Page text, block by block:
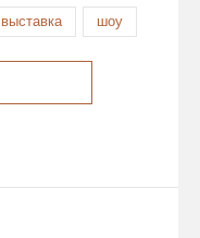
выставка
шоу